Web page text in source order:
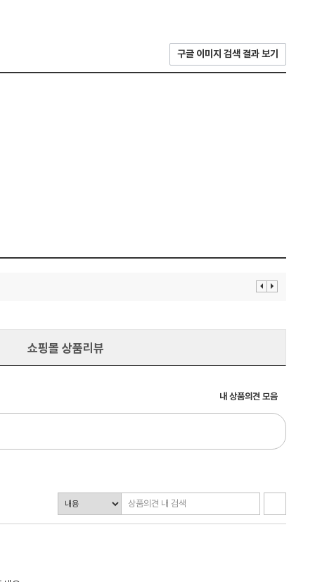
구글 이미지 검색 결과 보기
이 다
쇼핑몰 상품리뷰
내 상품의견 모음